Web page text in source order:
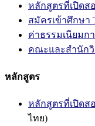
หลักสูตรที่เปิดส
สมัครเข้าศึกษา
ค่าธรรมเนียมก
คณะและสำนัก
หลักสูตร
หลักสูตรที่เปิดส
ไทย)